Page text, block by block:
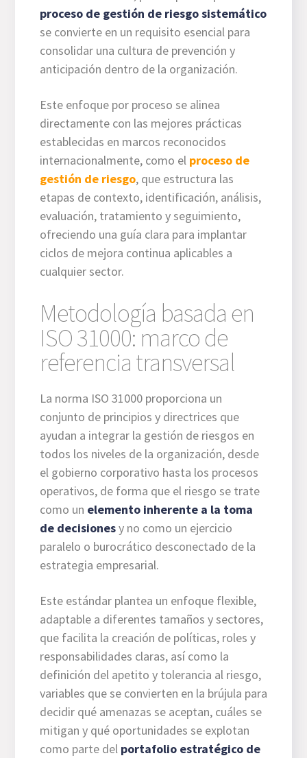
proceso de gestión de riesgo sistemático
se convierte en un requisito esencial para
consolidar una cultura de prevención y
anticipación dentro de la organización.
Este enfoque por proceso se alinea
directamente con las mejores prácticas
establecidas en marcos reconocidos
internacionalmente, como el proceso de
gestión de riesgo, que estructura las
etapas de contexto, identificación, análisis,
evaluación, tratamiento y seguimiento,
ofreciendo una guía clara para implantar
ciclos de mejora continua aplicables a
cualquier sector.
Metodología basada en
ISO 31000: marco de
referencia transversal
La norma ISO 31000 proporciona un
conjunto de principios y directrices que
ayudan a integrar la gestión de riesgos en
todos los niveles de la organización, desde
el gobierno corporativo hasta los procesos
operativos, de forma que el riesgo se trate
como un elemento inherente a la toma
de decisionesy no como un ejercicio
paralelo o burocrático desconectado de la
estrategia empresarial.
Este estándar plantea un enfoque flexible,
adaptable a diferentes tamaños y sectores,
que facilita la creación de políticas, roles y
responsabilidades claras, así como la
definición del apetito y tolerancia al riesgo,
variables que se convierten en la brújula para
decidir qué amenazas se aceptan, cuáles se
mitigan y qué oportunidades se explotan
como parte del portafolio estratégico de